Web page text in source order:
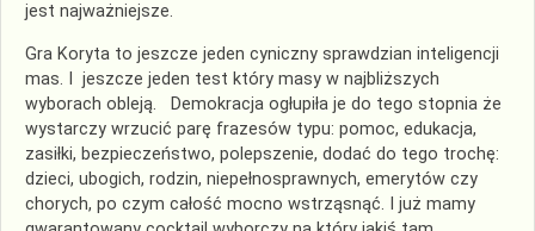
jest najważniejsze.
Gra Koryta to jeszcze jeden cyniczny sprawdzian inteligencji
mas. I jeszcze jeden test który masy w najbliższych
wyborach obleją. Demokracja ogłupiła je do tego stopnia że
wystarczy wrzucić parę frazesów typu: pomoc, edukacja,
zasiłki, bezpieczeństwo, polepszenie, dodać do tego trochę:
dzieci, ubogich, rodzin, niepełnosprawnych, emerytów czy
chorych, po czym całość mocno wstrząsnąć. I już mamy